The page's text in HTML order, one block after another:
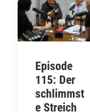
Episode
115: Der
schlimmst
e Streich